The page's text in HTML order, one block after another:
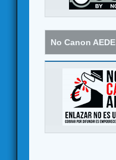
No Canon AEDE